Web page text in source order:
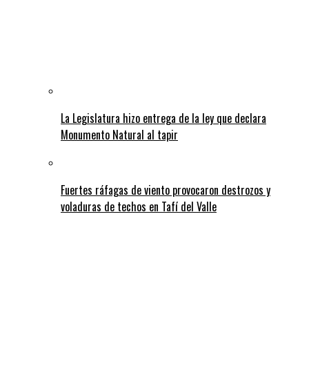
La Legislatura hizo entrega de la ley que declara
Monumento Natural al tapir
Fuertes ráfagas de viento provocaron destrozos y
voladuras de techos en Tafí del Valle